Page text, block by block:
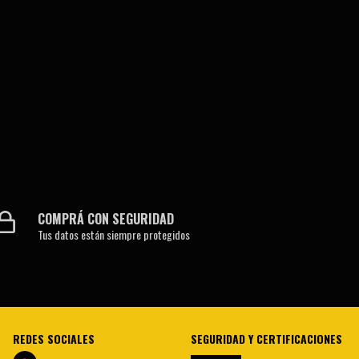
COMPRÁ CON SEGURIDAD
Tus datos están siempre protegidos
REDES SOCIALES SEGURIDAD Y CERTIFICACIONES